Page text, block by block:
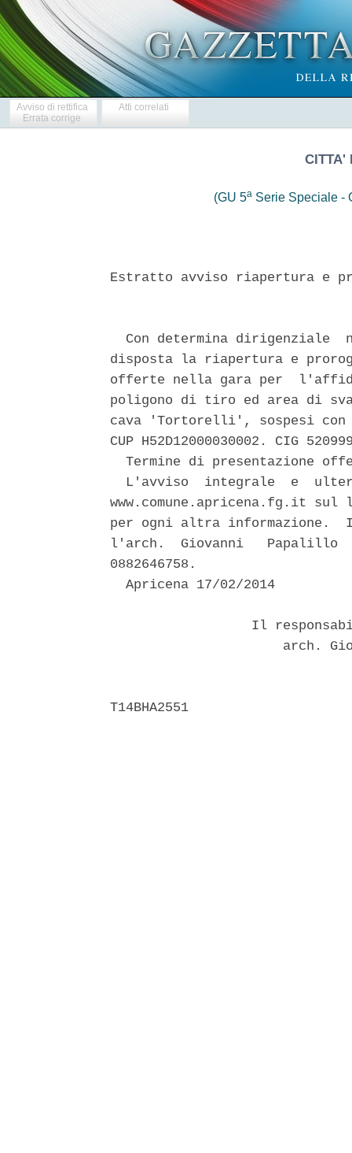
Avviso di rettifica
Errata corrige
Atti correlati
CITTA'
(GU 5a Serie Speciale -
Estratto avviso riapertura e
Con determina dirigenziale
disposta la riapertura e
offerte nella gara per
poligono di tiro ed area di
cava 'Tortorelli', sospesi con
CUP H52D12000030002. CIG
Termine di presentazione
L'avviso  integrale  e
www.comune.apricena.fg.it
per ogni altra informazione.
l'arch.  Giovanni   Papalillo
0882646758.
  Apricena 17/02/2014
Il
arch.